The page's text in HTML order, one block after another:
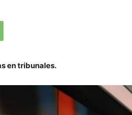
en tribunales.